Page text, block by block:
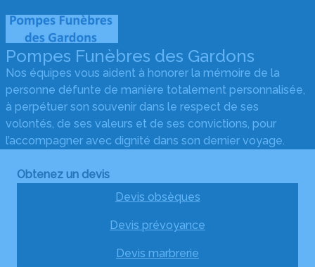
Pompes Funèbres des Gardons
Nos équipes vous aident à honorer la mémoire de la
personne défunte de manière totalement personnalisée,
à perpétuer son souvenir dans le respect de ses
volontés, de ses valeurs et de ses convictions, pour
l’accompagner avec dignité dans son dernier voyage.
Obtenez un devis
Devis obsèques
Devis prévoyance
Devis marbrerie